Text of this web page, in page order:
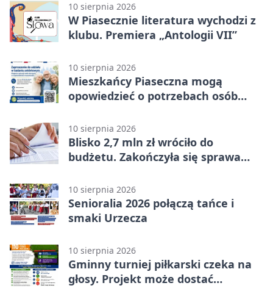
10 sierpnia 2026
W Piasecznie literatura wychodzi z
klubu. Premiera „Antologii VII”
10 sierpnia 2026
Mieszkańcy Piaseczna mogą
opowiedzieć o potrzebach osób
10 sierpnia 2026
Blisko 2,7 mln zł wróciło do
budżetu. Zakończyła się sprawa
10 sierpnia 2026
Senioralia 2026 połączą tańce i
smaki Urzecza
10 sierpnia 2026
Gminny turniej piłkarski czeka na
głosy. Projekt może dostać